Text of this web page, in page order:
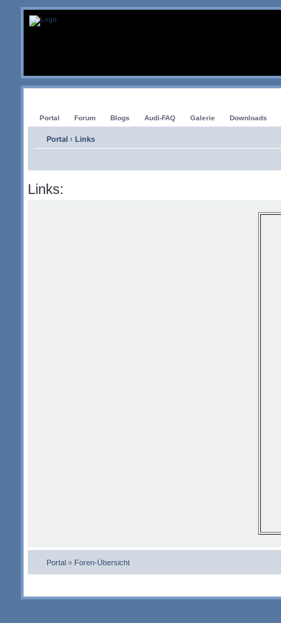
Portal Forum Blogs Audi-FAQ Galerie Downloads
Portal ‹ Links
Links:
Portal» Foren-Übersicht